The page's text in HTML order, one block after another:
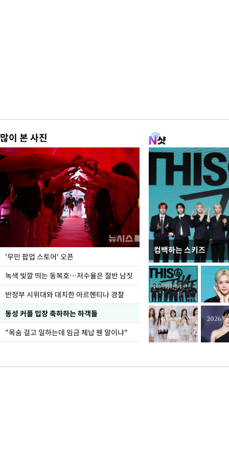
많이 본 사진
'무민 팝업 스토어' 오픈
녹색 빛깔 띄는 동복호…저수율은 절반 남짓
반정부 시위대와 대치한 아르헨티나 경찰
동성 커플 입장 축하하는 하객들
"목숨 걸고 일하는데 임금 체납 웬 말이냐"
컴백하는 스키즈
지석천 뒤덮은 개구리